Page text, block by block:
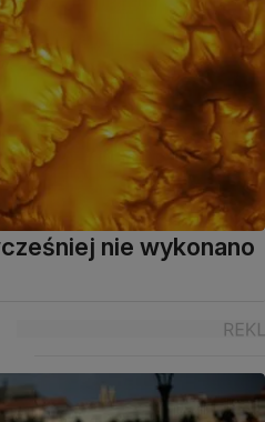
nie wykonano